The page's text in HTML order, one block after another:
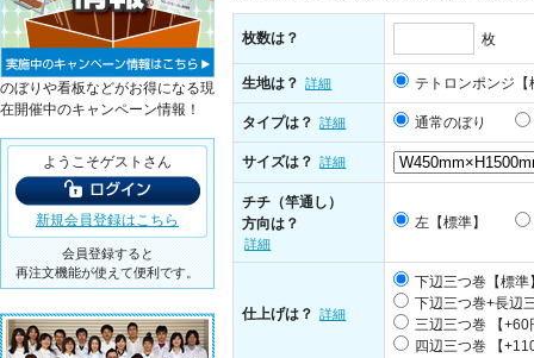
枚数は？ 枚
生地は？ 詳細 テトロンポンジ【
タイプは？ 詳細 通常のぼり
サイズは？ 詳細
チチ（竿通し）
方向は？
詳細
左【標準】
仕上げは？ 詳細
下辺三つ巻【標準
下辺三つ巻+長辺
三辺三つ巻 【+60
四辺三つ巻 【
のぼりや看板などがお得になる現
在開催中のキャンペーン情報！
ようこそゲストさん
新規会員登録はこちら
会員登録すると
再注文機能が使えて便利です。